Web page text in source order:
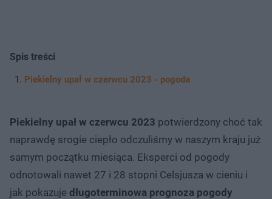
Spis treści
Piekielny upał w czerwcu 2023 - pogoda
Piekielny upał w czerwcu 2023 potwierdzony choć tak
naprawdę srogie ciepło odczuliśmy w naszym kraju już
samym początku miesiąca. Eksperci od pogody
odnotowali nawet 27 i 28 stopni Celsjusza w cieniu i
jak pokazuje długoterminowa prognoza pogody